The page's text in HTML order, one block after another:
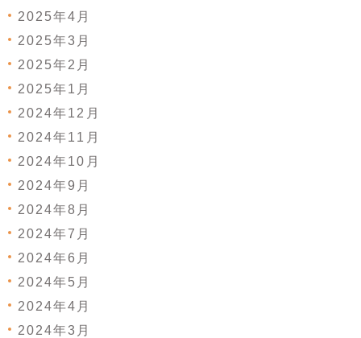
2025年4月
2025年3月
2025年2月
2025年1月
2024年12月
2024年11月
2024年10月
2024年9月
2024年8月
2024年7月
2024年6月
2024年5月
2024年4月
2024年3月